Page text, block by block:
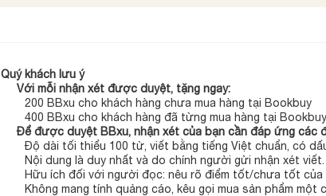
Quý khách lưu ý
Với mỗi nhận xét được duyệt, tặng ngay:
200 BBxu cho khách hàng chưa mua hàng tại Bookbuy
400 BBxu cho khách hàng đã từng mua hàng tại Bookbuy
Để được duyệt BBxu, nhận xét của bạn cần đáp ứng các
Độ dài tối thiểu 100 từ, viết bằng tiếng Việt chuẩn, có
Nội dung là duy nhất và do chính người gửi nhận xét viết.
Hữu ích đối với người đọc: nêu rõ điểm tốt/chưa tốt của
Không mang tính quảng cáo, kêu gọi mua sản phẩm một